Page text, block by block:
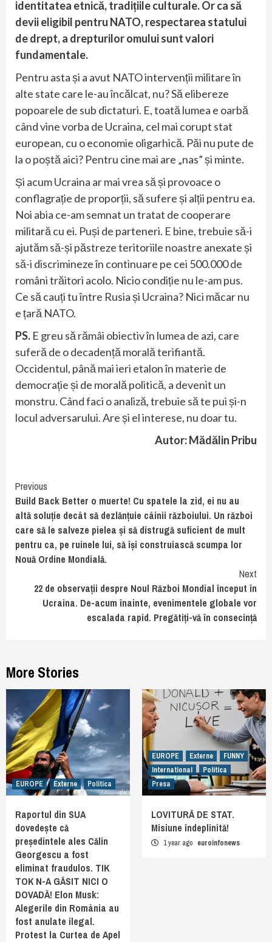
identitatea etnică, tradițiile culturale. Or ca să
devii eligibil pentru NATO, respectarea statului
de drept, a drepturilor omului sunt valori
fundamentale.
Pentru asta și a avut NATO intervenții militare în
alte state care le-au încălcat, nu? Să elibereze
popoarele de sub dictaturi. E, toată lumea e oarbă
când vine vorba de Ucraina, cel mai corupt stat
european, cu o economie oligarhică. Păi nu pute de
la o poștă aici? Pentru cine mai are „nas” și minte.
Și acum Ucraina ar mai vrea să și provoace o
conflagrație de proporții, să sufere și alții pentru ea.
Noi abia ce-am semnat un tratat de cooperare
militară cu ei. Puși de parteneri. E bine, trebuie să-i
ajutăm să-și păstreze teritoriile noastre anexate și
să-i discrimineze în continuare pe cei 500.000 de
români trăitori acolo. Nicio condiție nu le-am pus.
Ce să cauți tu între Rusia și Ucraina? Nici măcar nu
e țară NATO.
PS. E greu să rămâi obiectiv în lumea de azi, care
suferă de o decadență morală terifiantă.
Occidentul, până mai ieri etalon în materie de
democrație și de morală politică, a devenit un
monstru. Când faci o analiză, trebuie să te pui și-n
locul adversarului. Are și el interese, nu doar tu.
Autor: Mădălin Pribu
Continue
Reading
Previous
Build Back Better o muerte! Cu spatele la zid, ei nu au
altă soluție decât să dezlănțuie câinii războiului. Un război
care să le salveze pielea și să distrugă suficient de mult
pentru ca, pe ruinele lui, să își construiască scumpa lor
Nouă Ordine Mondială.
Next
22 de observații despre Noul Război Mondial început în
Ucraina. De-acum înainte, evenimentele globale vor
escalada rapid. Pregătiți-vă în consecință
More Stories
EUROPE Externe Politica
Raportul din SUA
dovedește că
președintele ales Călin
Georgescu a fost
eliminat fraudulos. TIK
TOK N-A GĂSIT NICI O
DOVADĂ! Elon Musk:
Alegerile din România au
fost anulate ilegal.
Protest la Curtea de Apel
EUROPE Externe
FUNNY
International
Politica
Presa
LOVITURĂ DE STAT.
Misiune îndeplinită!
1 year ago euroinfonews